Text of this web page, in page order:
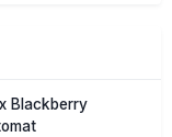
Blackberry